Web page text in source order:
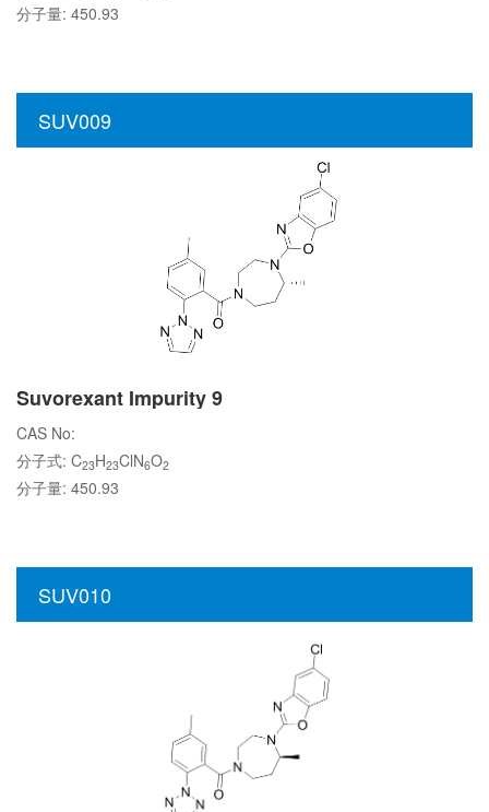
分子量: 450.93
SUV009
Suvorexant Impurity 9
CAS No:
分子式: C23H23ClN6O2
分子量: 450.93
SUV010